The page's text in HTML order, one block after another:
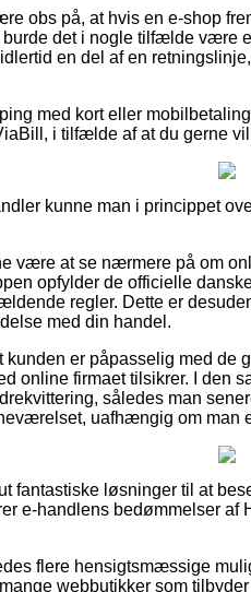
obs på, at hvis en e-shop
burde det i nogle tilfælde være
en del af en
med kort eller
i tilfælde af at du gerne
kunne man i princippet
være at se nærmere på om
opfylder de officielle
regler. Dette er
med din handel.
kunden er påpasselig med
online firmaet tilsikrer. I den
således man
uafhængig om man
fantastiske løsninger til at
e-handlens bedømmelser
flere hensigtsmæssige
webbutikker som